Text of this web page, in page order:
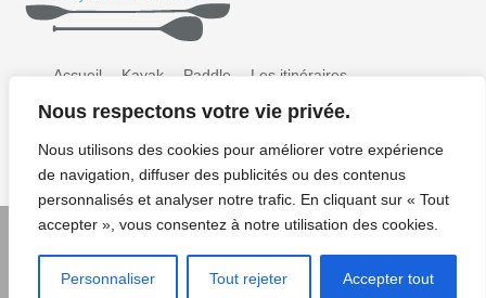
Nous respectons votre vie privée.
Nous utilisons des cookies pour améliorer votre expérience
de navigation, diffuser des publicités ou des contenus
personnalisés et analyser notre trafic. En cliquant sur « Tout
accepter », vous consentez à notre utilisation des cookies.
Personnaliser Tout rejeter Accepter tout
Accueil Kayak Paddle Les itinéraires
Préparer sa sortie Tarifs Galerie photos
Contact / Résa Mentions légales/CGV/CGU
© Copyright 2022 Calanco kayak paddle - Crédits photos: